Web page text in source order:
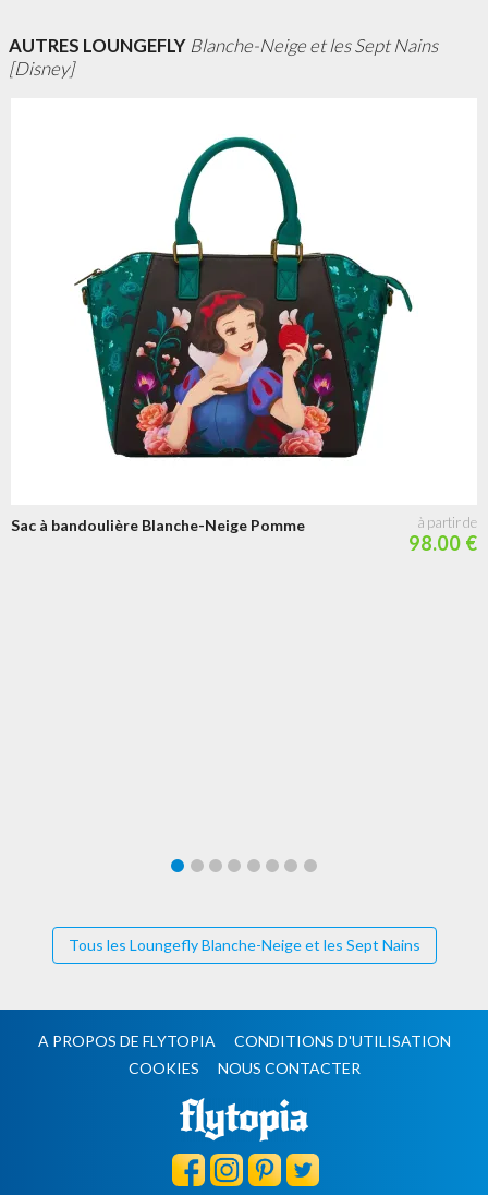
AUTRES LOUNGEFLY Blanche-Neige et les Sept Nains
[Disney]
Sac à bandoulière Blanche-Neige Pomme
98.00 €
Tous les Loungefly Blanche-Neige et les Sept Nains
A PROPOS DE FLYTOPIA
CONDITIONS D'UTILISATION
COOKIES
NOUS CONTACTER